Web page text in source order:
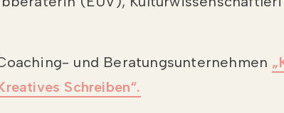
und Beratungsunternehmen
Schreiben“.